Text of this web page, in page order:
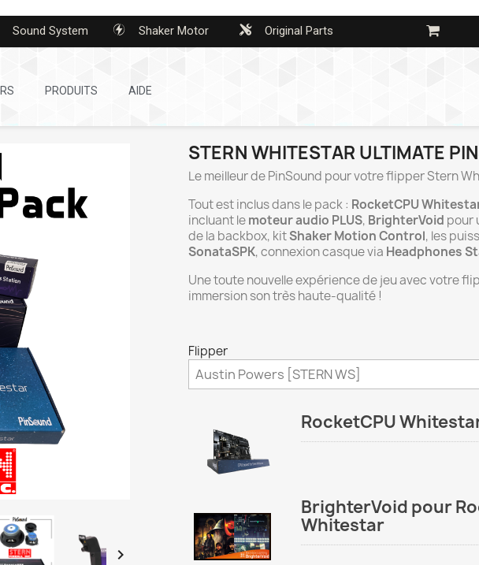
Sound System Shaker Motor Original Parts
PRODUITS AIDE

STERN WHITESTAR ULTIMATE
Le meilleur de PinSound pour votre flipper Stern
Tout est inclus dans le pack : RocketCPU
incluant lemoteur audio PLUS, BrighterVoid pour
de la backbox, kitShaker Motion Control, les
SonataSPK, connexion casque via Headphones
Une toute nouvelle expérience de jeu avec votre
immersion son très haute-qualité !
Flipper
RocketCPU
BrighterVoid pour
Whitestar